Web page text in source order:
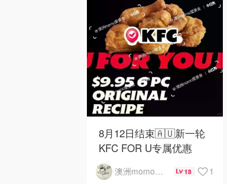
8月12日结束🇦🇺新一轮
KFC FOR U专属优惠
澳洲momo爱吃 13 1